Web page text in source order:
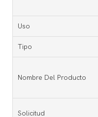
Uso
Tipo
Nombre Del Producto
Solicitud